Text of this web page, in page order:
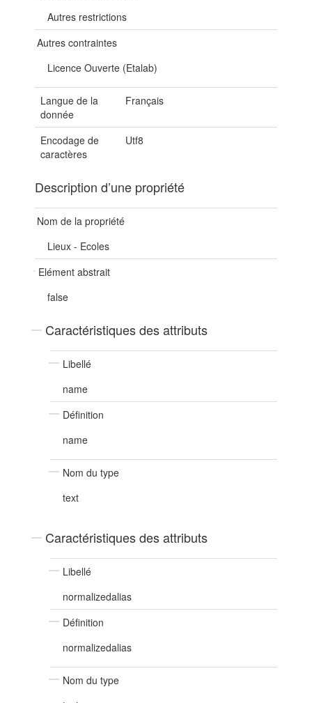
Autres restrictions
Autres contraintes
Licence Ouverte (Etalab)
Langue de la
donnée
Français
Encodage de
caractères
Utf8
Description d’une propriété
Nom de la propriété
Lieux - Ecoles
Elément abstrait
false
Caractéristiques des attributs
Libellé
name
Définition
name
Nom du type
text
Caractéristiques des attributs
Libellé
normalizedalias
Définition
normalizedalias
Nom du type